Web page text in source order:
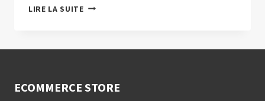
LIRE LA SUITELA
ECOMMERCE STORE